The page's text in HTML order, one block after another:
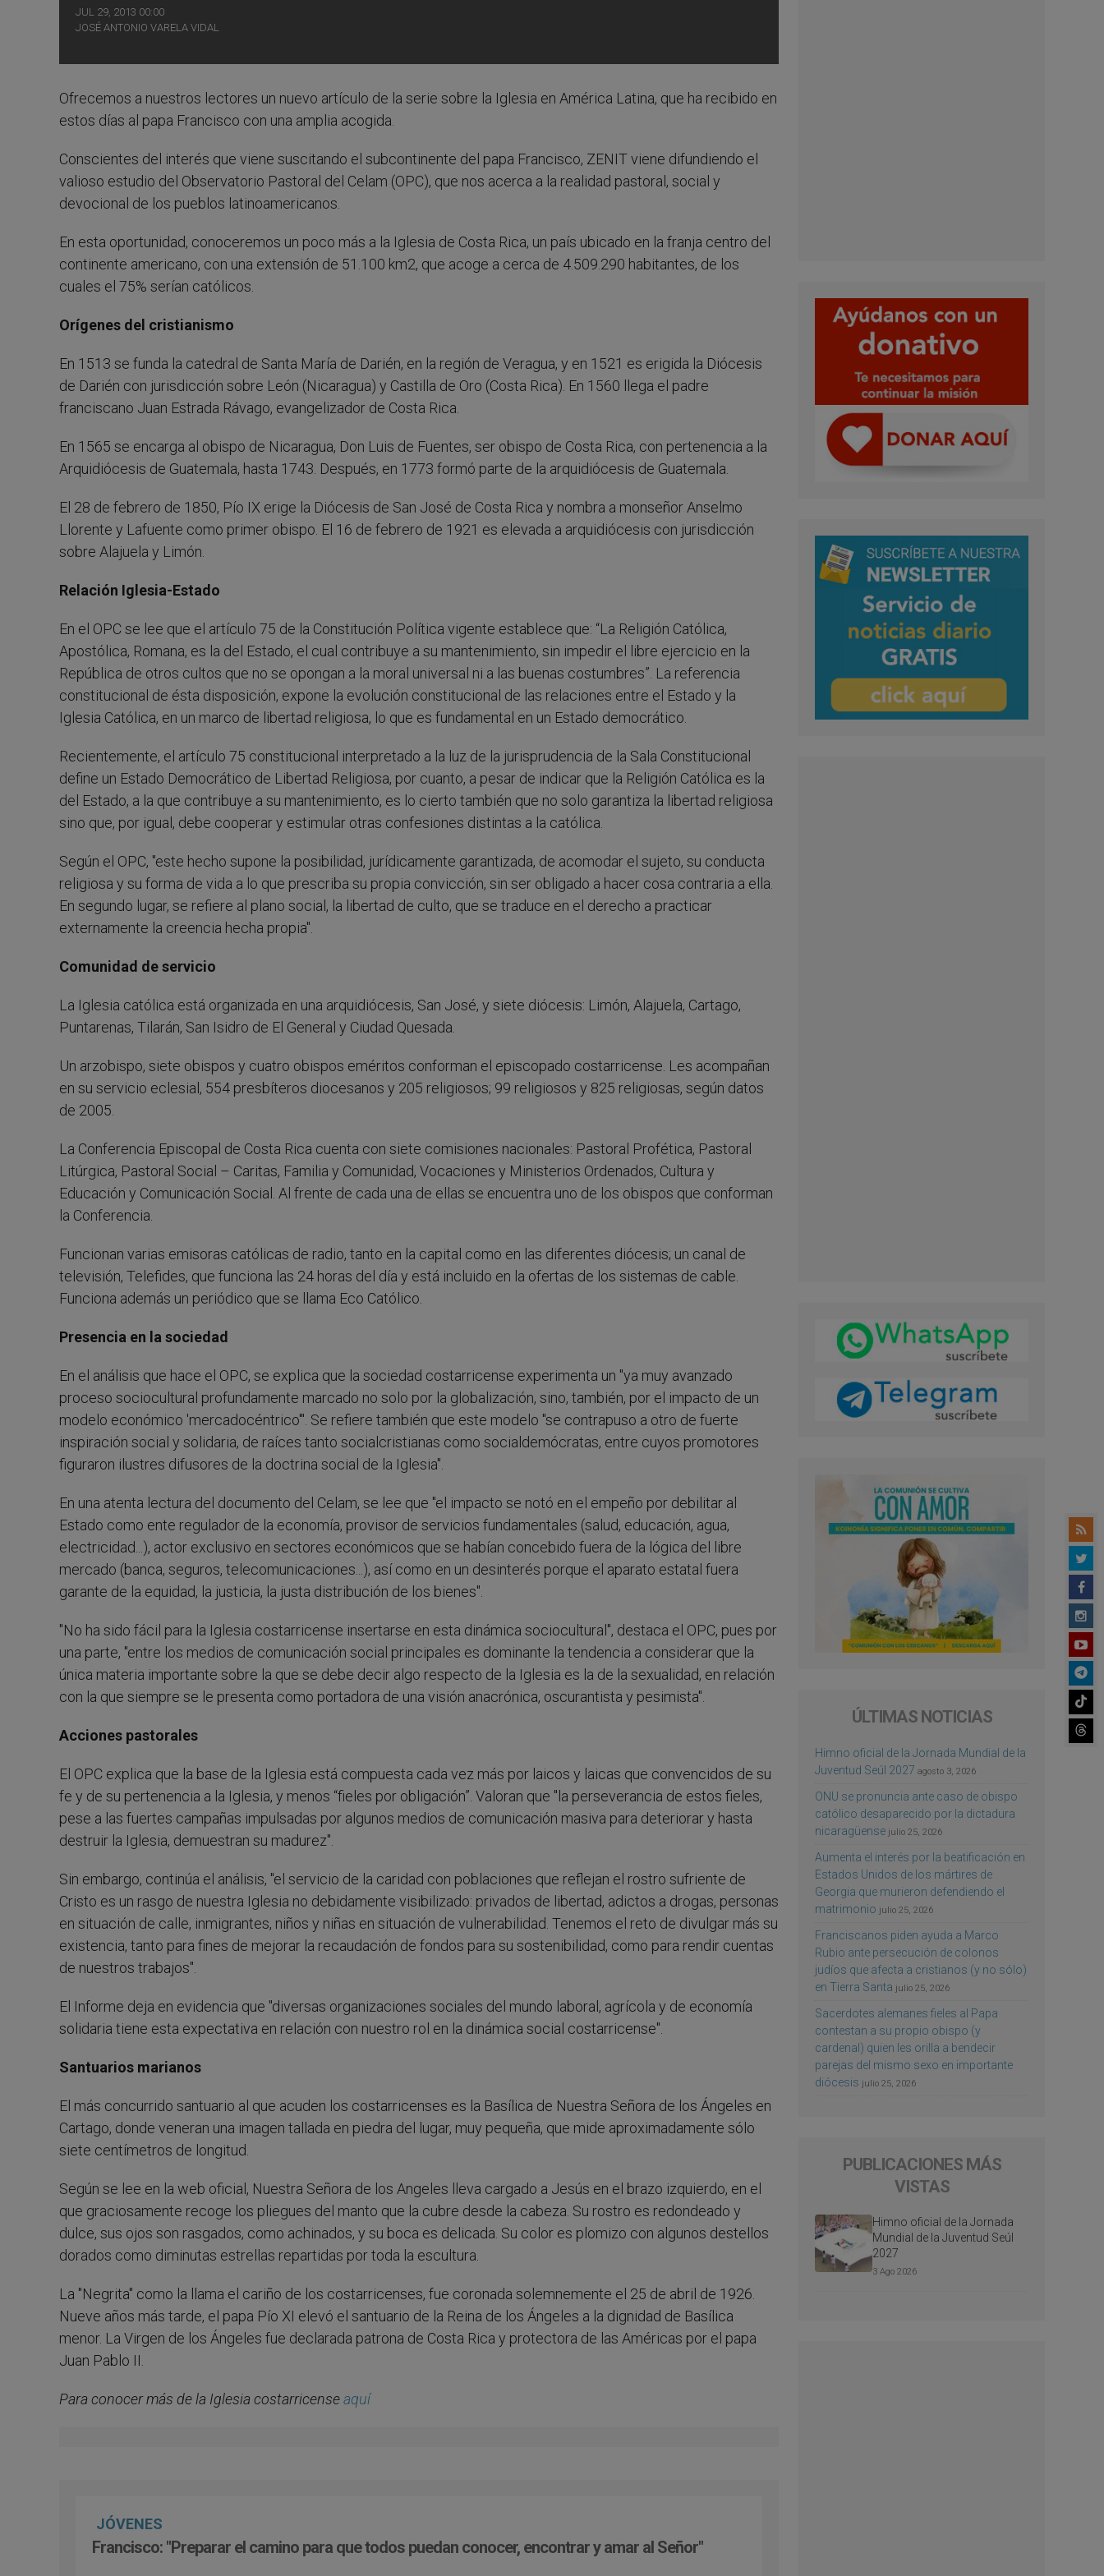
JUL 29, 2013 00:00
JOSÉ ANTONIO VARELA VIDAL
Ofrecemos a nuestros lectores un nuevo artículo de la serie sobre la Iglesia en América Latina, que ha recibido en
estos días al papa Francisco con una amplia acogida.
Conscientes del interés que viene suscitando el subcontinente del papa Francisco, ZENIT viene difundiendo el
valioso estudio del Observatorio Pastoral del Celam (OPC), que nos acerca a la realidad pastoral, social y
devocional de los pueblos latinoamericanos.
En esta oportunidad, conoceremos un poco más a la Iglesia de Costa Rica, un país ubicado en la franja centro del
continente americano, con una extensión de 51.100 km2, que acoge a cerca de 4.509.290 habitantes, de los
cuales el 75% serían católicos.
Orígenes del cristianismo
En 1513 se funda la catedral de Santa María de Darién, en la región de Veragua, y en 1521 es erigida la Diócesis
de Darién con jurisdicción sobre León (Nicaragua) y Castilla de Oro (Costa Rica). En 1560 llega el padre
franciscano Juan Estrada Rávago, evangelizador de Costa Rica.
En 1565 se encarga al obispo de Nicaragua, Don Luis de Fuentes, ser obispo de Costa Rica, con pertenencia a la
Arquidiócesis de Guatemala, hasta 1743. Después, en 1773 formó parte de la arquidiócesis de Guatemala.
El 28 de febrero de 1850, Pío IX erige la Diócesis de San José de Costa Rica y nombra a monseñor Anselmo
Llorente y Lafuente como primer obispo. El 16 de febrero de 1921 es elevada a arquidiócesis con jurisdicción
sobre Alajuela y Limón.
Relación Iglesia-Estado
En el OPC se lee que el artículo 75 de la Constitución Política vigente establece que: “La Religión Católica,
Apostólica, Romana, es la del Estado, el cual contribuye a su mantenimiento, sin impedir el libre ejercicio en la
República de otros cultos que no se opongan a la moral universal ni a las buenas costumbres”. La referencia
constitucional de ésta disposición, expone la evolución constitucional de las relaciones entre el Estado y la
Iglesia Católica, en un marco de libertad religiosa, lo que es fundamental en un Estado democrático.
Recientemente, el artículo 75 constitucional interpretado a la luz de la jurisprudencia de la Sala Constitucional
define un Estado Democrático de Libertad Religiosa, por cuanto, a pesar de indicar que la Religión Católica es la
del Estado, a la que contribuye a su mantenimiento, es lo cierto también que no solo garantiza la libertad religiosa
sino que, por igual, debe cooperar y estimular otras confesiones distintas a la católica.
Según el OPC, "este hecho supone la posibilidad, jurídicamente garantizada, de acomodar el sujeto, su conducta
religiosa y su forma de vida a lo que prescriba su propia convicción, sin ser obligado a hacer cosa contraria a ella.
En segundo lugar, se refiere al plano social, la libertad de culto, que se traduce en el derecho a practicar
externamente la creencia hecha propia".
Comunidad de servicio
La Iglesia católica está organizada en una arquidiócesis, San José, y siete diócesis: Limón, Alajuela, Cartago,
Puntarenas, Tilarán, San Isidro de El General y Ciudad Quesada.
Un arzobispo, siete obispos y cuatro obispos eméritos conforman el episcopado costarricense. Les acompañan
en su servicio eclesial, 554 presbíteros diocesanos y 205 religiosos; 99 religiosos y 825 religiosas, según datos
de 2005.
La Conferencia Episcopal de Costa Rica cuenta con siete comisiones nacionales: Pastoral Profética, Pastoral
Litúrgica, Pastoral Social – Caritas, Familia y Comunidad, Vocaciones y Ministerios Ordenados, Cultura y
Educación y Comunicación Social. Al frente de cada una de ellas se encuentra uno de los obispos que conforman
la Conferencia.
Funcionan varias emisoras católicas de radio, tanto en la capital como en las diferentes diócesis; un canal de
televisión, Telefides, que funciona las 24 horas del día y está incluido en la ofertas de los sistemas de cable.
Funciona además un periódico que se llama Eco Católico.
Presencia en la sociedad
En el análisis que hace el OPC, se explica que la sociedad costarricense experimenta un "ya muy avanzado
proceso sociocultural profundamente marcado no solo por la globalización, sino, también, por el impacto de un
modelo económico 'mercadocéntrico'". Se refiere también que este modelo "se contrapuso a otro de fuerte
inspiración social y solidaria, de raíces tanto socialcristianas como socialdemócratas, entre cuyos promotores
figuraron ilustres difusores de la doctrina social de la Iglesia".
En una atenta lectura del documento del Celam, se lee que "el impacto se notó en el empeño por debilitar al
Estado como ente regulador de la economía, provisor de servicios fundamentales (salud, educación, agua,
electricidad...), actor exclusivo en sectores económicos que se habían concebido fuera de la lógica del libre
mercado (banca, seguros, telecomunicaciones...), así como en un desinterés porque el aparato estatal fuera
garante de la equidad, la justicia, la justa distribución de los bienes".
"No ha sido fácil para la Iglesia costarricense insertarse en esta dinámica sociocultural", destaca el OPC, pues por
una parte, "entre los medios de comunicación social principales es dominante la tendencia a considerar que la
única materia importante sobre la que se debe decir algo respecto de la Iglesia es la de la sexualidad, en relación
con la que siempre se le presenta como portadora de una visión anacrónica, oscurantista y pesimista".
Acciones pastorales
El OPC explica que la base de la Iglesia está compuesta cada vez más por laicos y laicas que convencidos de su
fe y de su pertenencia a la Iglesia, y menos “fieles por obligación”. Valoran que "la perseverancia de estos fieles,
pese a las fuertes campañas impulsadas por algunos medios de comunicación masiva para deteriorar y hasta
destruir la Iglesia, demuestran su madurez".
Sin embargo, continúa el análisis, "el servicio de la caridad con poblaciones que reflejan el rostro sufriente de
Cristo es un rasgo de nuestra Iglesia no debidamente visibilizado: privados de libertad, adictos a drogas, personas
en situación de calle, inmigrantes, niños y niñas en situación de vulnerabilidad. Tenemos el reto de divulgar más su
existencia, tanto para fines de mejorar la recaudación de fondos para su sostenibilidad, como para rendir cuentas
de nuestros trabajos".
El Informe deja en evidencia que "diversas organizaciones sociales del mundo laboral, agrícola y de economía
solidaria tiene esta expectativa en relación con nuestro rol en la dinámica social costarricense".
Santuarios marianos
El más concurrido santuario al que acuden los costarricenses es la Basílica de Nuestra Señora de los Ángeles en
Cartago, donde veneran una imagen tallada en piedra del lugar, muy pequeña, que mide aproximadamente sólo
siete centímetros de longitud.
Según se lee en la web oficial, Nuestra Señora de los Angeles lleva cargado a Jesús en el brazo izquierdo, en el
que graciosamente recoge los pliegues del manto que la cubre desde la cabeza. Su rostro es redondeado y
dulce, sus ojos son rasgados, como achinados, y su boca es delicada. Su color es plomizo con algunos destellos
dorados como diminutas estrellas repartidas por toda la escultura.
La "Negrita" como la llama el cariño de los costarricenses, fue coronada solemnemente el 25 de abril de 1926.
Nueve años más tarde, el papa Pío XI elevó el santuario de la Reina de los Ángeles a la dignidad de Basílica
menor. La Virgen de los Ángeles fue declarada patrona de Costa Rica y protectora de las Américas por el papa
Juan Pablo II.
Para conocer más de la Iglesia costarricenseaquí
JÓVENES
Francisco: "Preparar el camino para que todos puedan conocer, encontrar y amar al Señor"
ÚLTIMAS NOTICIAS
Himno oficial de la Jornada Mundial de la
Juventud Seúl 2027 agosto 3, 2026
ONU se pronuncia ante caso de obispo
católico desaparecido por la dictadura
nicaragüense julio 25, 2026
Aumenta el interés por la beatificación en
Estados Unidos de los mártires de
Georgia que murieron defendiendo el
matrimonio julio 25, 2026
Franciscanos piden ayuda a Marco
Rubio ante persecución de colonos
judíos que afecta a cristianos (y no sólo)
en Tierra Santa julio 25, 2026
Sacerdotes alemanes fieles al Papa
contestan a su propio obispo (y
cardenal) quien les orilla a bendecir
parejas del mismo sexo en importante
diócesis julio 25, 2026
PUBLICACIONES MÁS
VISTAS
Himno oficial de la Jornada
Mundial de la Juventud Seúl
2027
3 Ago 2026